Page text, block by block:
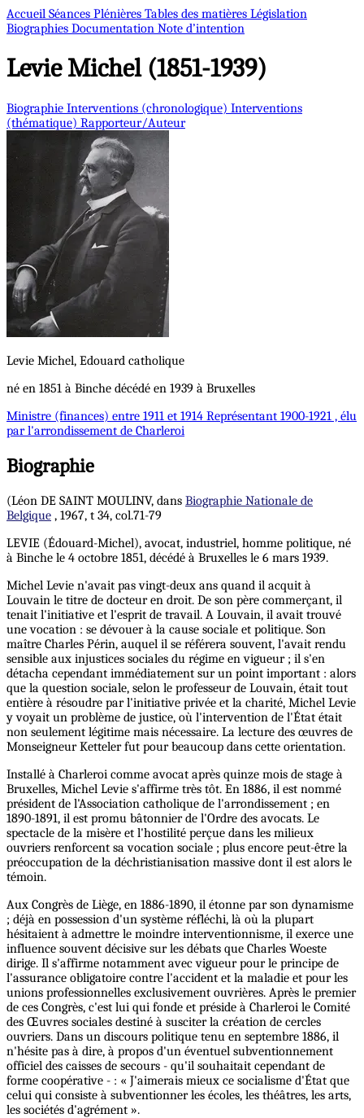
Accueil Séances Plénières Tables des matières Législation
Biographies Documentation Note d’intention
LevieMichel (1851-1939)
Biographie Interventions (chronologique) Interventions
(thématique) Rapporteur/Auteur
Levie Michel, Edouard catholique
né en 1851 à Binche décédé en 1939 à Bruxelles
Ministre (finances) entre 1911 et 1914 Représentant 1900-1921 , élu
par l'arrondissement de Charleroi
Biographie
(Léon DE SAINT MOULINV, dans Biographie Nationale de
Belgique , 1967, t 34, col.71-79
LEVIE (Édouard-Michel), avocat, industriel, homme politique, né
à Binche le 4 octobre 1851, décédé à Bruxelles le 6 mars 1939.
Michel Levie n'avait pas vingt-deux ans quand il acquit à
Louvain le titre de docteur en droit. De son père commerçant, il
tenait l'initiative et l'esprit de travail. A Louvain, il avait trouvé
une vocation : se dévouer à la cause sociale et politique. Son
maître Charles Périn, auquel il se référera souvent, l'avait rendu
sensible aux injustices sociales du régime en vigueur ; il s'en
détacha cependant immédiatement sur un point important : alors
que la question sociale, selon le professeur de Louvain, était tout
entière à résoudre par l'initiative privée et la charité, Michel Levie
y voyait un problème de justice, où l'intervention de l'État était
non seulement légitime mais nécessaire. La lecture des œuvres de
Monseigneur Ketteler fut pour beaucoup dans cette orientation.
Installé à Charleroi comme avocat après quinze mois de stage à
Bruxelles, Michel Levie s'affirme très tôt. En 1886, il est nommé
président de l'Association catholique de l'arrondissement ; en
1890-1891, il est promu bâtonnier de l'Ordre des avocats. Le
spectacle de la misère et l'hostilité perçue dans les milieux
ouvriers renforcent sa vocation sociale ; plus encore peut-être la
préoccupation de la déchristianisation massive dont il est alors le
témoin.
Aux Congrès de Liège, en 1886-1890, il étonne par son dynamisme
; déjà en possession d'un système réfléchi, là où la plupart
hésitaient à admettre le moindre interventionnisme, il exerce une
influence souvent décisive sur les débats que Charles Woeste
dirige. Il s'affirme notamment avec vigueur pour le principe de
l'assurance obligatoire contre l'accident et la maladie et pour les
unions professionnelles exclusivement ouvrières. Après le premier
de ces Congrès, c'est lui qui fonde et préside à Charleroi le Comité
des Œuvres sociales destiné à susciter la création de cercles
ouvriers. Dans un discours politique tenu en septembre 1886, il
n'hésite pas à dire, à propos d'un éventuel subventionnement
officiel des caisses de secours - qu'il souhaitait cependant de
forme coopérative - : « J'aimerais mieux ce socialisme d'État que
celui qui consiste à subventionner les écoles, les théâtres, les arts,
les sociétés d'agrément ».